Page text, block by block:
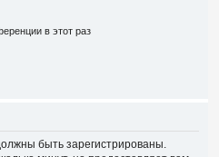
в этот раз
быть зарегистрированы.